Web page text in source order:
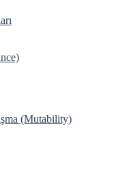
(Mutability)